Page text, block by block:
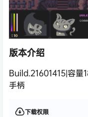
版本介绍
Build.21601415|容量
手柄
下载权限